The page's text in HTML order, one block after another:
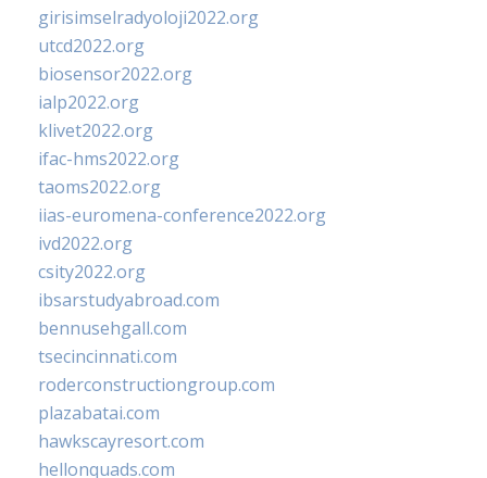
girisimselradyoloji2022.org
utcd2022.org
biosensor2022.org
ialp2022.org
klivet2022.org
ifac-hms2022.org
taoms2022.org
iias-euromena-conference2022.org
ivd2022.org
csity2022.org
ibsarstudyabroad.com
bennusehgall.com
tsecincinnati.com
roderconstructiongroup.com
plazabatai.com
hawkscayresort.com
hellonquads.com